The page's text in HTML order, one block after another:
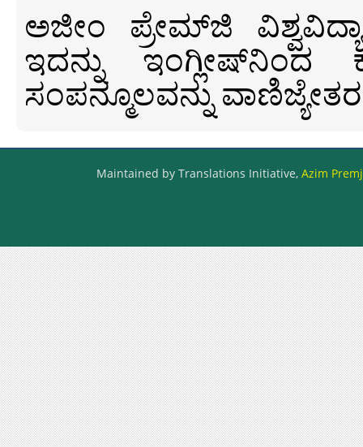
ಅಜೀಂ ಪ್ರೇಮ್‍ಜಿ
ಇದನ್ನು ಇಂಗ್ಲೀಷ್‍ನಿಂದ
ಸಂಪನ್ಮೂಲವನ್ನು
Maintained by Translations Initiative, Azim